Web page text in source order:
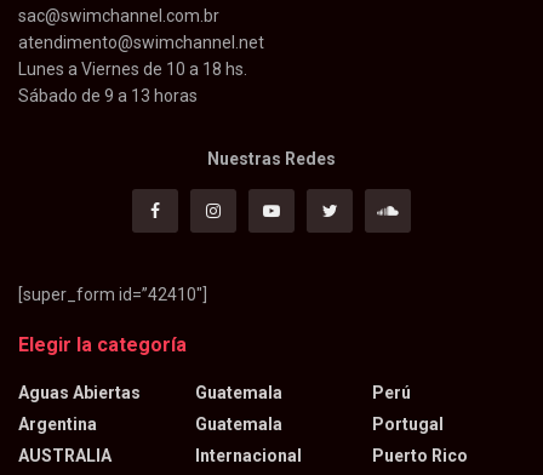
sac@swimchannel.com.br
atendimento@swimchannel.net
Lunes a Viernes de 10 a 18 hs.
Sábado de 9 a 13 horas
Nuestras Redes
[super_form id=”42410″]
Elegir la categoría
Aguas Abiertas
Argentina
AUSTRALIA
Guatemala
Guatemala
Internacional
Perú
Portugal
Puerto Rico